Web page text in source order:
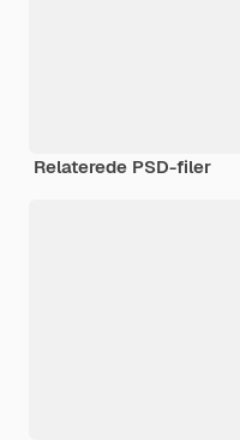
Relaterede PSD-filer